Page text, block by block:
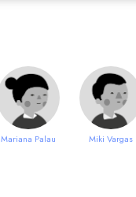
Mariana Palau Miki Vargas